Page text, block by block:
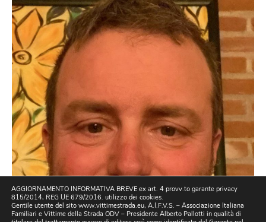
AGGIORNAMENTO INFORMATIVA BREVE ex art. 4 provv.to garante privacy
815/2014, REG UE 679/2016. utilizzo dei cookies.
Gentile utente del sito www.vittimestrada.eu, A.I.F.V.S. – Associazione Italiana
Familiari e Vittime della Strada ODV – Presidente Alberto Pallotti in qualità di